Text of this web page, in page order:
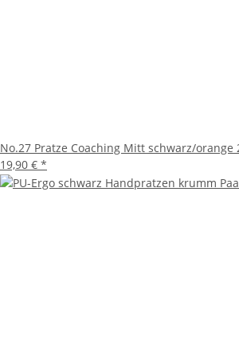
No.27 Pratze Coaching Mitt schwarz/orange
19,90 € *